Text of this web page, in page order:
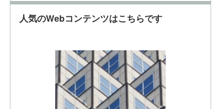
人気のWebコンテンツはこちらです